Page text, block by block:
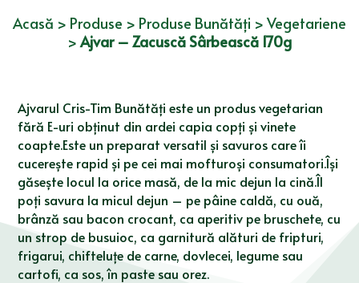
Acasă > Produse > Produse Bunătăți > Vegetariene
>Ajvar – Zacuscă Sârbească 170g
Ajvarul Cris-Tim Bunătăți este un produs vegetarian
fără E-uri obţinut din ardei capia copți și vinete
coapte.Este un preparat versatil și savuros care îi
cucerește rapid și pe cei mai mofturoși consumatori.Își
găsește locul la orice masă, de la mic dejun la cină.Îl
poți savura la micul dejun – pe pâine caldă, cu ouă,
brânză sau bacon crocant, ca aperitiv pe bruschete, cu
un strop de busuioc, ca garnitură alături de fripturi,
frigarui, chifteluțe de carne, dovlecei, legume sau
cartofi, ca sos, în paste sau orez.